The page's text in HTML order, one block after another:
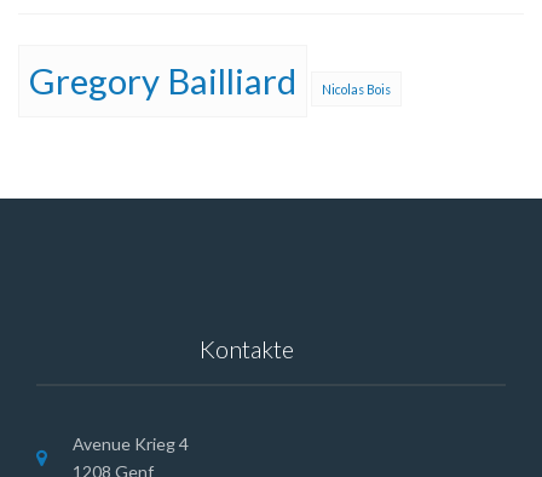
Gregory Bailliard Nicolas Bois
Kontakte
Avenue Krieg 4
1208 Genf